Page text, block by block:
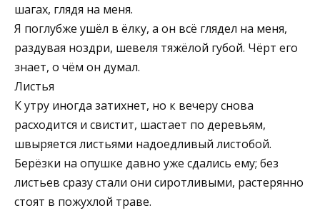
шагах, глядя на меня.
Я поглубже ушёл в ёлку, а он всё глядел на меня,
раздувая ноздри, шевеля тяжёлой губой. Чёрт его
знает, о чём он думал.
Листья
К утру иногда затихнет, но к вечеру снова
расходится и свистит, шастает по деревьям,
швыряется листьями надоедливый листобой.
Берёзки на опушке давно уже сдались ему; без
листьев сразу стали они сиротливыми, растерянно
стоят в пожухлой траве.